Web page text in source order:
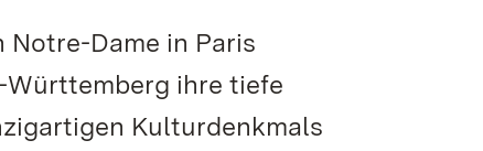
Notre-Dame in Paris
ihre tiefe
Kulturdenkmals